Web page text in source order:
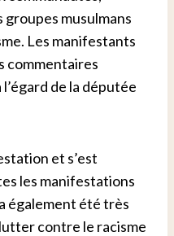
groupes musulmans
Les manifestants
commentaires
de la députée
et s’est
les manifestations
également été très
contre le racisme